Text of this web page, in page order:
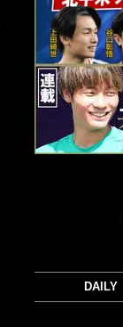
DAILY